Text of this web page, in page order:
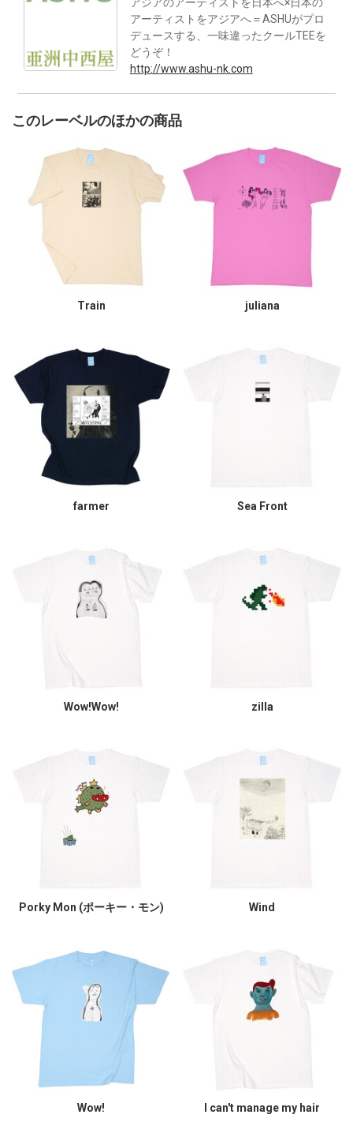
アーティストをアジアへ＝ASHUがプロ
デュースする、一味違ったクールTEEを
どうぞ！
http://www.ashu-nk.com
このレーベルのほかの商品
Train juliana
farmer Sea Front
Wow!Wow! zilla
Porky Mon (ポーキー・モン) Wind
Wow! I can't manage my hair